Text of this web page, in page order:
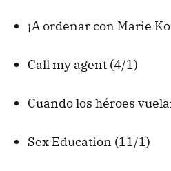
¡A ordenar con Marie
Call my agent (4/1)
Cuando los héroes
Sex Education (11/1)